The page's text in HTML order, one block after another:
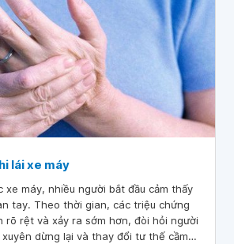
lái xe máy
xe máy, nhiều người bắt đầu cảm thấy
tay. Theo thời gian, các triệu chứng
rõ rệt và xảy ra sớm hơn, đòi hỏi người
dừng lại và thay đổi tư thế cầm